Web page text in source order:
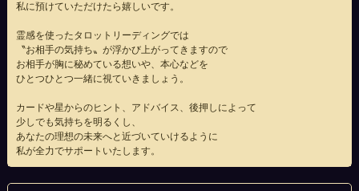
私に預けていただけたら嬉しいです。
霊感を使ったタロットリーディングでは
〝お相手の気持ち〟が浮かび上がってきますので
お相手が胸に秘めている想いや、本心などを
ひとつひとつ一緒に視ていきましょう。
カードや星からのヒント、アドバイス、後押しによって
少しでも気持ちを明るくし、
あなたの理想の未来へと近づいていけるように
私が全力でサポートいたします。